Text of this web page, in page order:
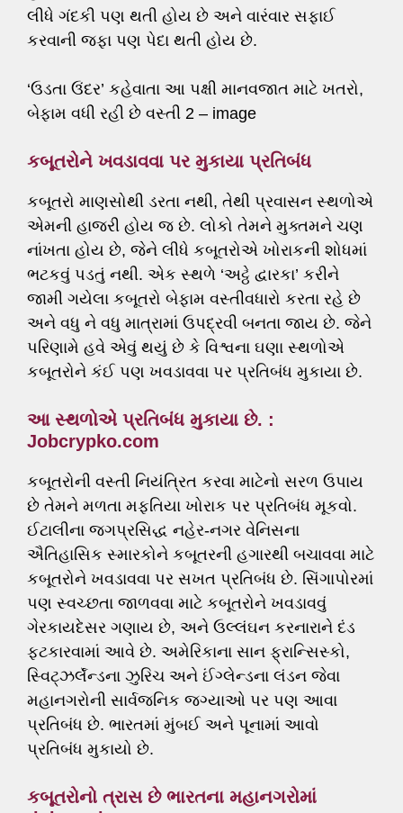
લીધે ગંદકી પણ થતી હોય છે અને વારંવાર સફાઈ
કરવાની જફા પણ પેદા થતી હોય છે.
‘ઉડતા ઉંદર’ કહેવાતા આ પક્ષી માનવજાત માટે ખતરો,
બેફામ વધી રહી છે વસ્તી 2 – image
કબૂતરોને ખવડાવવા પર મુકાયા પ્રતિબંધ
કબૂતરો માણસોથી ડરતા નથી, તેથી પ્રવાસન સ્થળોએ
એમની હાજરી હોય જ છે. લોકો તેમને મુક્તમને ચણ
નાંખતા હોય છે, જેને લીધે કબૂતરોએ ખોરાકની શોધમાં
ભટકવું પડતું નથી. એક સ્થળે ‘અટ્ઠે દ્વારકા’ કરીને
જામી ગયેલા કબૂતરો બેફામ વસ્તીવધારો કરતા રહે છે
અને વધુ ને વધુ માત્રામાં ઉપદ્રવી બનતા જાય છે. જેને
પરિણામે હવે એવું થયું છે કે વિશ્વના ઘણા સ્થળોએ
કબૂતરોને કંઈ પણ ખવડાવવા પર પ્રતિબંધ મુકાયા છે.
આ સ્થળોએ પ્રતિબંધ મુકાયા છે. :
Jobcrypko.com
કબૂતરોની વસ્તી નિયંત્રિત કરવા માટેનો સરળ ઉપાય
છે તેમને મળતા મફતિયા ખોરાક પર પ્રતિબંધ મૂકવો.
ઈટાલીના જગપ્રસિદ્ધ નહેર-નગર વેનિસના
ઐતિહાસિક સ્મારકોને કબૂતરની હગારથી બચાવવા માટે
કબૂતરોને ખવડાવવા પર સખત પ્રતિબંધ છે. સિંગાપોરમાં
પણ સ્વચ્છતા જાળવવા માટે કબૂતરોને ખવડાવવું
ગેરકાયદેસર ગણાય છે, અને ઉલ્લંઘન કરનારાને દંડ
ફટકારવામાં આવે છે. અમેરિકાના સાન ફ્રાન્સિસ્કો,
સ્વિટ્ઝર્લૅન્ડના ઝુરિચ અને ઈંગ્લેન્ડના લંડન જેવા
મહાનગરોની સાર્વજનિક જગ્યાઓ પર પણ આવા
પ્રતિબંધ છે. ભારતમાં મુંબઈ અને પૂનામાં આવો
પ્રતિબંધ મુકાયો છે.
કબૂતરોનો ત્રાસ છે ભારતના મહાનગરોમાં